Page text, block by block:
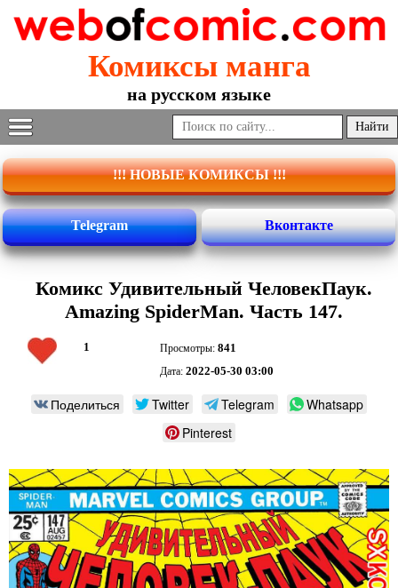
Комиксы манга
на русском языке
!!! НОВЫЕ КОМИКСЫ !!!
Telegram Вконтакте
Комикс Удивительный ЧеловекПаук.
Amazing SpiderMan. Часть 147.
1 Просмотры: 841
Дата: 2022-05-30 03:00
Поделиться Twitter Telegram
Whatsapp
Pinterest